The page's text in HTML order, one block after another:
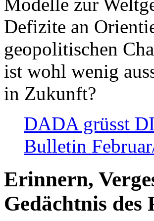
Modelle zur
Defizite an
geopolitischen
ist wohl wenig
in Zukunft?
DADA grüsst
Bulletin
Erinnern,
Gedächtnis des